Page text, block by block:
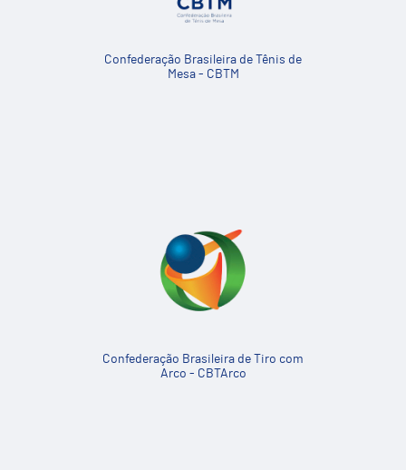
Confederação Brasileira de Tênis de
Mesa - CBTM
Confederação Brasileira de Tiro com
Arco - CBTArco